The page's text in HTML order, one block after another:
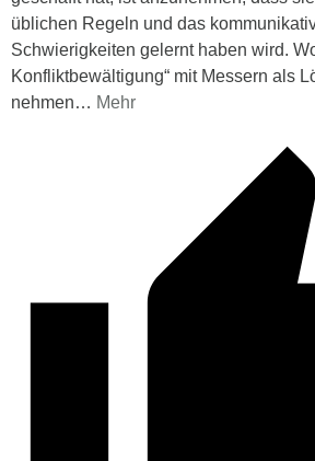
üblichen Regeln und das
Schwierigkeiten gelernt haben wird.
Konfliktbewältigung“ mit Messern als
nehmen… Mehr